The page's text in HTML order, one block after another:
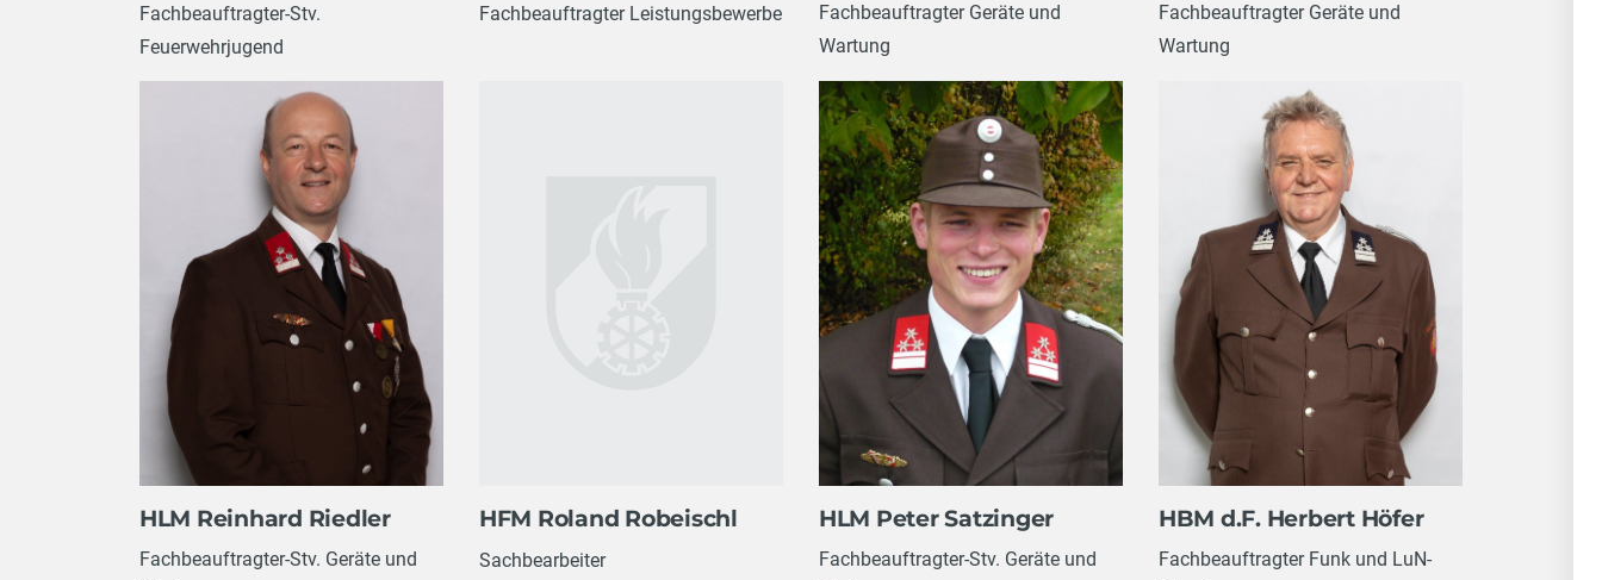
Fachbeauftragter-Stv.
Feuerwehrjugend
Fachbeauftragter Leistungsbewerbe
Fachbeauftragter Geräte und
Wartung
Fachbeauftragter Geräte und
Wartung
HLM Reinhard Riedler
Fachbeauftragter-Stv. Geräte und
HFM Roland Robeischl
Sachbearbeiter
HLM Peter Satzinger
Fachbeauftragter-Stv. Geräte und
HBM d.F. Herbert Höfer
Fachbeauftragter Funk und LuN-